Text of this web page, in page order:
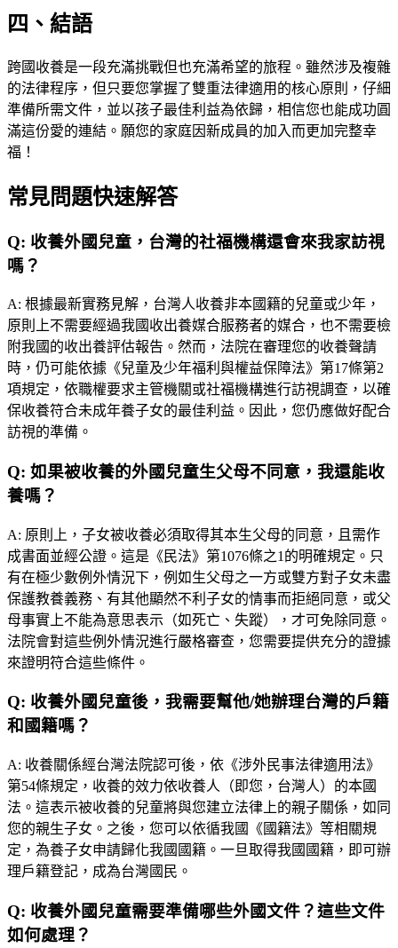
四、結語
跨國收養是一段充滿挑戰但也充滿希望的旅程。雖然涉及複雜
的法律程序，但只要您掌握了雙重法律適用的核心原則，仔細
準備所需文件，並以孩子最佳利益為依歸，相信您也能成功圓
滿這份愛的連結。願您的家庭因新成員的加入而更加完整幸
福！
常見問題快速解答
Q: 收養外國兒童，台灣的社福機構還會來我家訪視
嗎？
A: 根據最新實務見解，台灣人收養非本國籍的兒童或少年，
原則上不需要經過我國收出養媒合服務者的媒合，也不需要檢
附我國的收出養評估報告。然而，法院在審理您的收養聲請
時，仍可能依據《兒童及少年福利與權益保障法》第17條第2
項規定，依職權要求主管機關或社福機構進行訪視調查，以確
保收養符合未成年養子女的最佳利益。因此，您仍應做好配合
訪視的準備。
Q: 如果被收養的外國兒童生父母不同意，我還能收
養嗎？
A: 原則上，子女被收養必須取得其本生父母的同意，且需作
成書面並經公證。這是《民法》第1076條之1的明確規定。只
有在極少數例外情況下，例如生父母之一方或雙方對子女未盡
保護教養義務、有其他顯然不利子女的情事而拒絕同意，或父
母事實上不能為意思表示（如死亡、失蹤），才可免除同意。
法院會對這些例外情況進行嚴格審查，您需要提供充分的證據
來證明符合這些條件。
Q: 收養外國兒童後，我需要幫他/她辦理台灣的戶籍
和國籍嗎？
A: 收養關係經台灣法院認可後，依《涉外民事法律適用法》
第54條規定，收養的效力依收養人（即您，台灣人）的本國
法。這表示被收養的兒童將與您建立法律上的親子關係，如同
您的親生子女。之後，您可以依循我國《國籍法》等相關規
定，為養子女申請歸化我國國籍。一旦取得我國國籍，即可辦
理戶籍登記，成為台灣國民。
Q: 收養外國兒童需要準備哪些外國文件？這些文件
如何處理？